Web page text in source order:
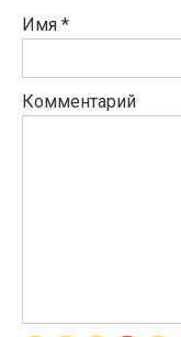
Имя *
Комментарий